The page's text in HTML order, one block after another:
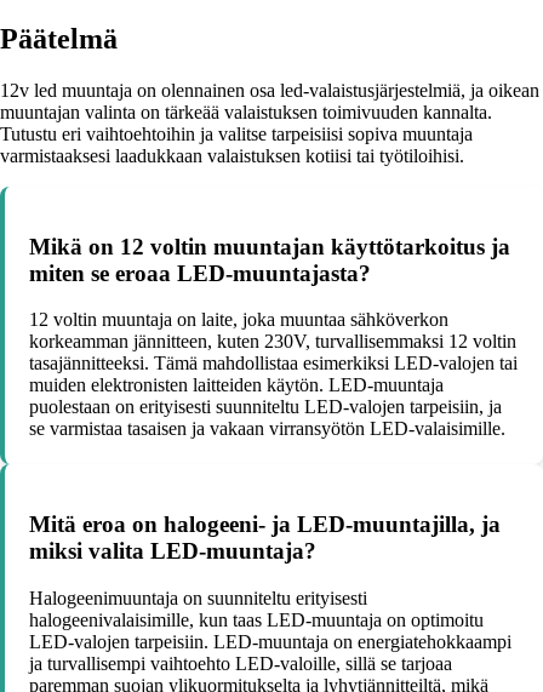
Päätelmä
12v led muuntaja on olennainen osa led-valaistusjärjestelmiä, ja oikean
muuntajan valinta on tärkeää valaistuksen toimivuuden kannalta.
Tutustu eri vaihtoehtoihin ja valitse tarpeisiisi sopiva muuntaja
varmistaaksesi laadukkaan valaistuksen kotiisi tai työtiloihisi.
Mikä on 12 voltin muuntajan käyttötarkoitus ja
miten se eroaa LED-muuntajasta?
12 voltin muuntaja on laite, joka muuntaa sähköverkon
korkeamman jännitteen, kuten 230V, turvallisemmaksi 12 voltin
tasajännitteeksi. Tämä mahdollistaa esimerkiksi LED-valojen tai
muiden elektronisten laitteiden käytön. LED-muuntaja
puolestaan on erityisesti suunniteltu LED-valojen tarpeisiin, ja
se varmistaa tasaisen ja vakaan virransyötön LED-valaisimille.
Mitä eroa on halogeeni- ja LED-muuntajilla, ja
miksi valita LED-muuntaja?
Halogeenimuuntaja on suunniteltu erityisesti
halogeenivalaisimille, kun taas LED-muuntaja on optimoitu
LED-valojen tarpeisiin. LED-muuntaja on energiatehokkaampi
ja turvallisempi vaihtoehto LED-valoille, sillä se tarjoaa
paremman suojan ylikuormitukselta ja lyhytjännitteiltä, mikä